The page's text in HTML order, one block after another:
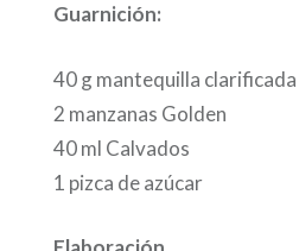
Guarnición:
40 g mantequilla clarificada
2 manzanas Golden
40 ml Calvados
1 pizca de azúcar